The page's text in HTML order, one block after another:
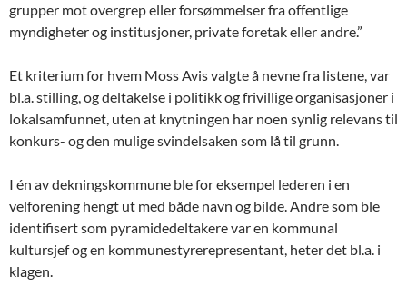
grupper mot overgrep eller forsømmelser fra offentlige
myndigheter og institusjoner, private foretak eller andre.”
Et kriterium for hvem Moss Avis valgte å nevne fra listene, var
bl.a. stilling, og deltakelse i politikk og frivillige organisasjoner i
lokalsamfunnet, uten at knytningen har noen synlig relevans til
konkurs- og den mulige svindelsaken som lå til grunn.
I én av dekningskommune ble for eksempel lederen i en
velforening hengt ut med både navn og bilde. Andre som ble
identifisert som pyramidedeltakere var en kommunal
kultursjef og en kommunestyrerepresentant, heter det bl.a. i
klagen.